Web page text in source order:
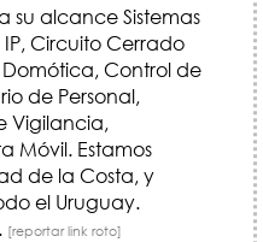
su alcance Sistemas
Circuito Cerrado
Domótica, Control de
de Personal,
Vigilancia,
Móvil. Estamos
de la Costa, y
el Uruguay.
[reportar link roto]